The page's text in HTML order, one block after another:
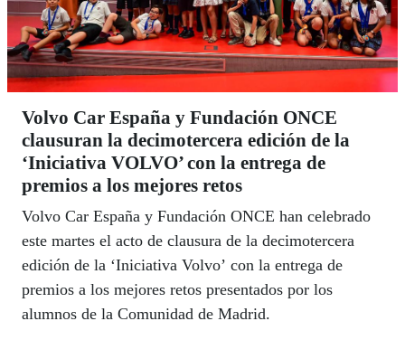
Volvo Car España y Fundación ONCE
clausuran la decimotercera edición de la
‘Iniciativa VOLVO’ con la entrega de
premios a los mejores retos
Volvo Car España y Fundación ONCE han celebrado
este martes el acto de clausura de la decimotercera
edición de la ‘Iniciativa Volvo’ con la entrega de
premios a los mejores retos presentados por los
alumnos de la Comunidad de Madrid.